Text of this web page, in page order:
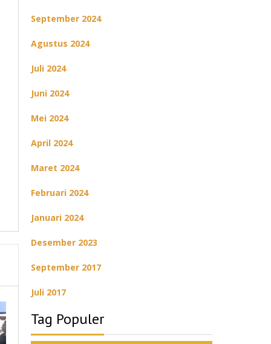
September 2024
Agustus 2024
Juli 2024
Juni 2024
Mei 2024
April 2024
Maret 2024
Februari 2024
Januari 2024
Desember 2023
September 2017
Juli 2017
Tag Populer